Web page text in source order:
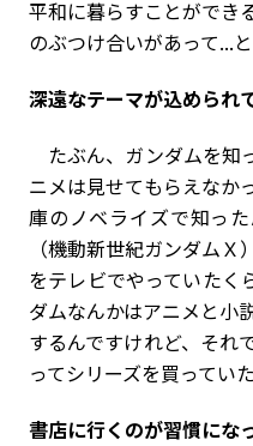
平和に暮らすことができ
のぶつけ合いがあって...と
――深遠なテーマが込めら
たぶん、ガンダムを知
ニメは見せてもらえなか
庫のノベライズで知っ
（機動新世紀ガンダム
をテレビでやっていたく
ダムなんかはアニメと小
するんですけれど、それ
ってシリーズを買ってい
――書店に行くのが習慣にな